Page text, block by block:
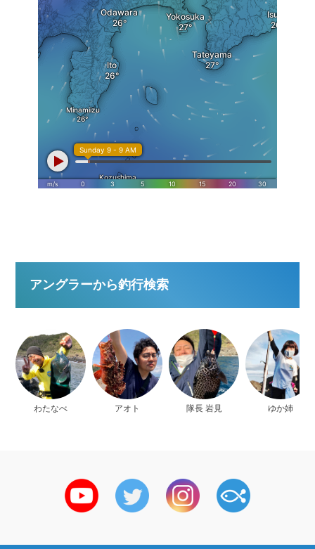
アングラーから釣行検索
わたなべ アオト 隊長 岩見 ゆか姉